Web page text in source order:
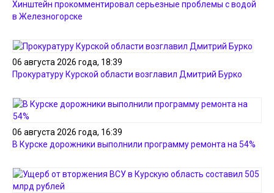
Хинштейн прокомментировал серьезные проблемы с водой
в Железногорске
06 августа 2026 года, 18:39
Прокуратуру Курской области возглавил Дмитрий Бурко
06 августа 2026 года, 16:39
В Курске дорожники выполнили программу ремонта на 54%